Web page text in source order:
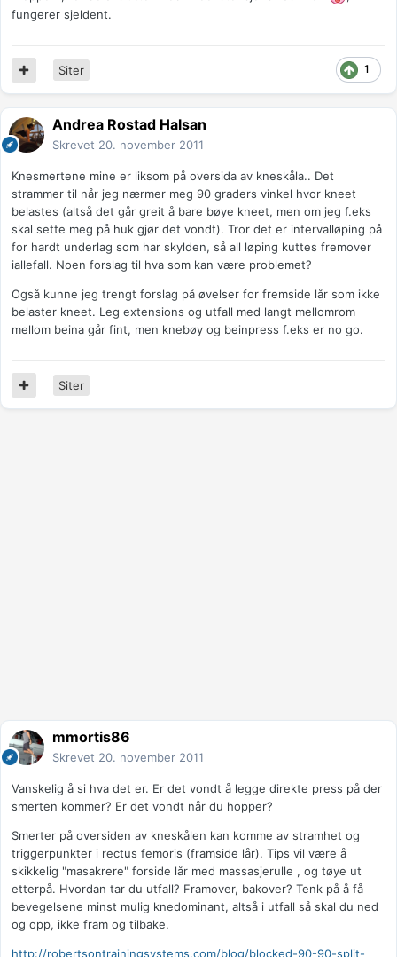
fungerer sjeldent.
1
Siter
Andrea Rostad Halsan
Skrevet 20. november 2011
Knesmertene mine er liksom på oversida av kneskåla.. Det
strammer til når jeg nærmer meg 90 graders vinkel hvor kneet
belastes (altså det går greit å bare bøye kneet, men om jeg f.eks
skal sette meg på huk gjør det vondt). Tror det er intervalløping på
for hardt underlag som har skylden, så all løping kuttes fremover
iallefall. Noen forslag til hva som kan være problemet?
Også kunne jeg trengt forslag på øvelser for fremside lår som ikke
belaster kneet. Leg extensions og utfall med langt mellomrom
mellom beina går fint, men knebøy og beinpress f.eks er no go.
Siter
mmortis86
Skrevet 20. november 2011
Vanskelig å si hva det er. Er det vondt å legge direkte press på der
smerten kommer? Er det vondt når du hopper?
Smerter på oversiden av kneskålen kan komme av stramhet og
triggerpunkter i rectus femoris (framside lår). Tips vil være å
skikkelig "masakrere" forside lår med massasjerulle , og tøye ut
etterpå. Hvordan tar du utfall? Framover, bakover? Tenk på å få
bevegelsene minst mulig knedominant, altså i utfall så skal du ned
og opp, ikke fram og tilbake.
http://robertsontrainingsystems.com/blog/blocked-90-90-split-